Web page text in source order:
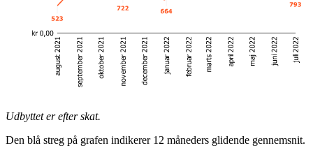
Udbyttet er efter skat.
Den blå streg på grafen indikerer 12 måneders glidende gennemsnit.